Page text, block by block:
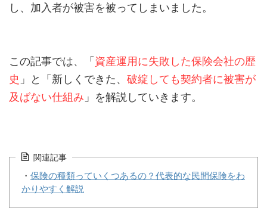
し、加入者が被害を被ってしまいました。
この記事では、「資産運用に失敗した保険会社の歴
史 」と「新しくできた、 破綻しても契約者に被害が
及ばない仕組み 」を解説していきます。
関連記事
・ 保険の種類っていくつあるの？代表的な民間保険をわ
かりやすく解説